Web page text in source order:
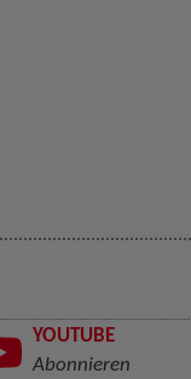
YOUTUBE
Abonnieren